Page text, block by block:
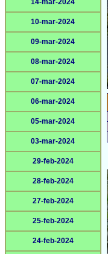
14-mar-2024
10-mar-2024
09-mar-2024
08-mar-2024
07-mar-2024
06-mar-2024
05-mar-2024
03-mar-2024
29-feb-2024
28-feb-2024
27-feb-2024
25-feb-2024
24-feb-2024